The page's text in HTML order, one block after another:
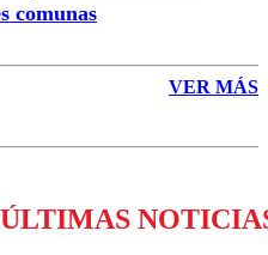
comunas
VER MÁS
ÚLTIMAS